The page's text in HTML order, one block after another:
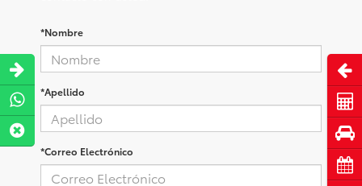
*Nombre
*Apellido
*Correo Electrónico